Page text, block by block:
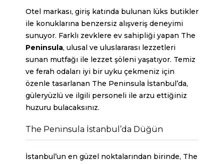
Otel markası, giriş katında bulunan lüks butikler
ile konuklarına benzersiz alışveriş deneyimi
sunuyor. Farklı zevklere ev sahipliği yapan The
Peninsula, ulusal ve uluslararası lezzetleri
sunan mutfağı ile lezzet şöleni yaşatıyor. Temiz
ve ferah odaları iyi bir uyku çekmeniz için
özenle tasarlanan The Peninsula İstanbul’da,
güleryüzlü ve ilgili personeli ile arzu ettiğiniz
huzuru bulacaksınız.
The Peninsula İstanbul’da Düğün
İstanbul’un en güzel noktalarından birinde, The